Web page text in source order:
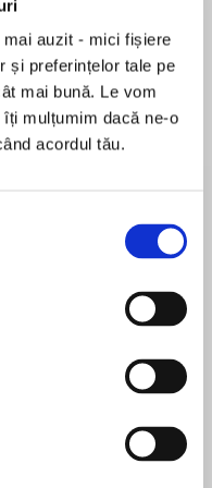
auzit - mici fișiere
și preferințelor tale pe
mai bună. Le vom
mulțumim dacă ne-o
acordul tău.
compelling and
arm and Gamma’s
Vesper,
tear between
humanity, but also
all those that fell
with his wife and